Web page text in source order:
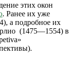
этих окон
. Ранее их уже
а подробное их
(1475—1554) в